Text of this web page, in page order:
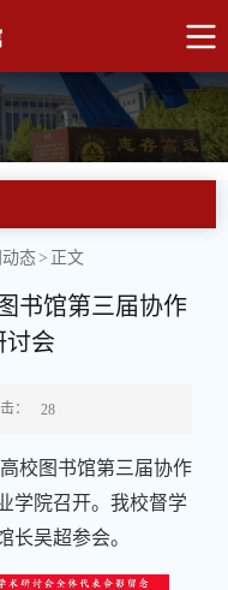
态> 正文
书馆第三届协作
讨会
： 28
校图书馆第三届协作
学院召开。我校督学
长吴超参会。